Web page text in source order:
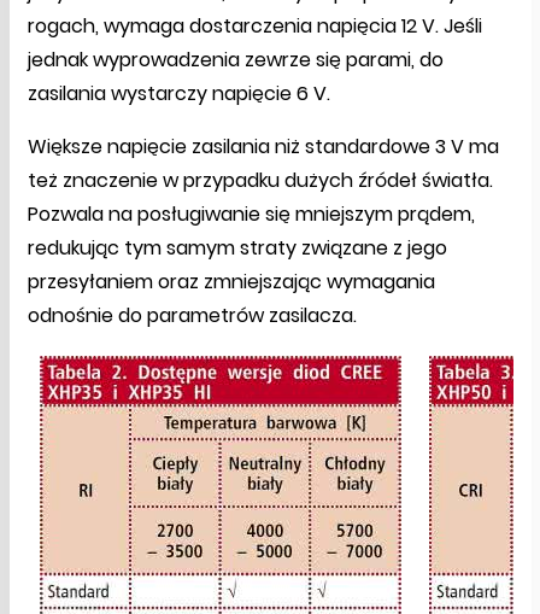
rogach, wymaga dostarczenia napięcia 12 V. Jeśli
jednak wyprowadzenia zewrze się parami, do
zasilania wystarczy napięcie 6 V.
Większe napięcie zasilania niż standardowe 3 V ma
też znaczenie w przypadku dużych źródeł światła.
Pozwala na posługiwanie się mniejszym prądem,
redukując tym samym straty związane z jego
przesyłaniem oraz zmniejszając wymagania
odnośnie do parametrów zasilacza.